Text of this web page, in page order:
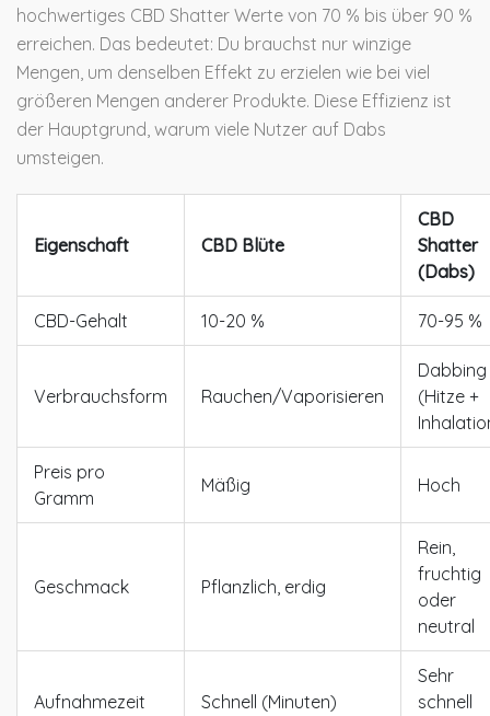
hochwertiges CBD Shatter Werte von 70 % bis über 90 %
erreichen. Das bedeutet: Du brauchst nur winzige
Mengen, um denselben Effekt zu erzielen wie bei viel
größeren Mengen anderer Produkte. Diese Effizienz ist
der Hauptgrund, warum viele Nutzer auf Dabs
umsteigen.
Eigenschaft CBD Blüte
CBD
Shatter
(Dabs)
CBD-Gehalt 10-20 % 70-95 %
Verbrauchsform Rauchen/Vaporisieren
Dabbing
(Hitze +
Preis pro
Gramm
Mäßig Hoch
Geschmack Pflanzlich, erdig
Rein,
fruchtig
oder
neutral
Aufnahmezeit Schnell (Minuten)
Sehr
schnell